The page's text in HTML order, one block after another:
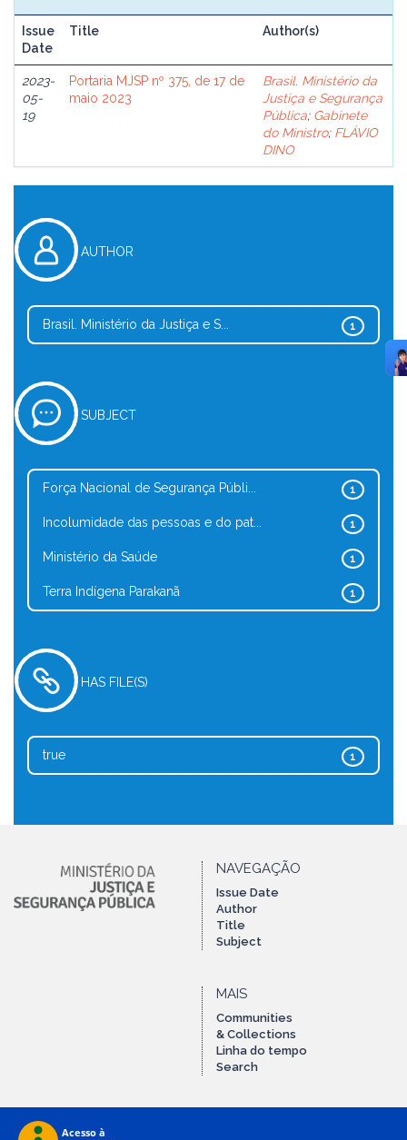
Issue
Date
Title Author(s)
2023-
05-
19
Portaria MJSP nº 375, de 17 de
maio 2023
Brasil. Ministério da
Justiça e Segurança
Pública; Gabinete
do Ministro; FLÁVIO
DINO
AUTHOR
1
Brasil. Ministério da Justiça e S...
SUBJECT
1
Força Nacional de Segurança Públi...
1
Incolumidade das pessoas e do pat...
1
Ministério da Saúde
1
Terra Indígena Parakanã
HAS FILE(S)
1
true
NAVEGAÇÃO
Issue Date
Author
Title
Subject
MAIS
Communities
& Collections
Linha do tempo
Search